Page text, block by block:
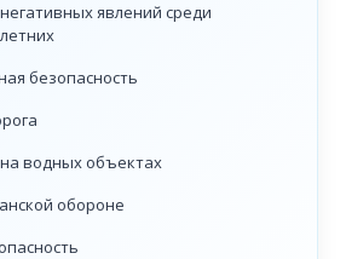
явлений среди
безопасность
водных объектах
обороне